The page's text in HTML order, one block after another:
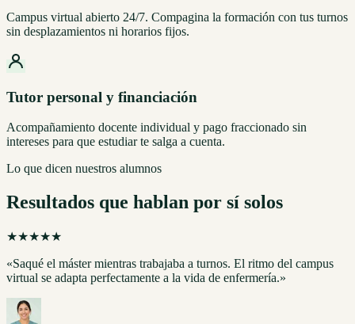
Campus virtual abierto 24/7. Compagina la formación con tus turnos
sin desplazamientos ni horarios fijos.
Tutor personal y financiación
Acompañamiento docente individual y pago fraccionado sin
intereses para que estudiar te salga a cuenta.
Lo que dicen nuestros alumnos
Resultados que hablan por sí solos
★★★★★
«Saqué el máster mientras trabajaba a turnos. El ritmo del campus
virtual se adapta perfectamente a la vida de enfermería.»